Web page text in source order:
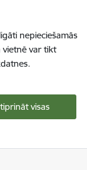
nepieciešamās
vietnē var tikt
visas